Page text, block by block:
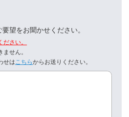
望をお聞かせください。
さい。
せん。
せはこちらからお送りください。